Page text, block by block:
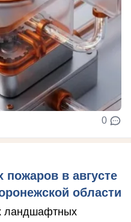
0
в августе
области
ландшафтных